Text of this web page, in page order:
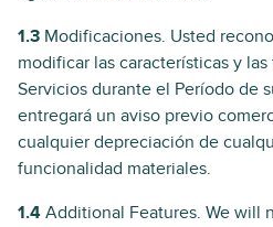
1.3 Modificaciones. Usted
modificar las características y
Servicios durante el Período de
entregará un aviso previo
cualquier depreciación de
funcionalidad materiales.
1.4 Additional Features. We will